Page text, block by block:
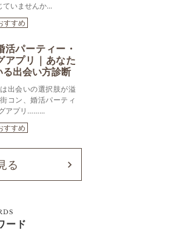
いませんか...
すすめ
活パーティー・
アプリ｜あなた
る出会い方診断
出会いの選択肢が溢
コン、婚活パーティ
アプリ……...
すすめ
る
ード